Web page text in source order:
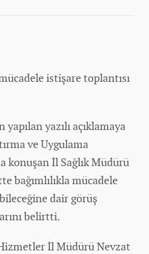
istişare toplantısı
yazılı açıklamaya
ve Uygulama
konuşan İl Sağlık Müdürü
bağımlılıkla mücadele
dair görüş
belirtti.
İl Müdürü Nevzat